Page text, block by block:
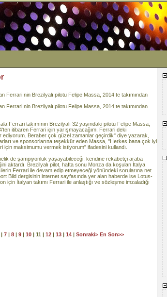
Ferrari nin Brezilyalı pilotu Felipe Massa, 2014 te takımından
Ferrari nin Brezilyalı pilotu Felipe Massa, 2014 te takımından
Ferrari takımının Brezilyalı 32 yaşındaki pilotu Felipe Massa,
itibaren Ferrari için yarışmayacağım. Ferrari deki
Beraber çok güzel zamanlar geçirdik" diye yazarak,
ve sponsorlarına teşekkür eden Massa, "Herkes bana çok iyi
için maksimumu vermek istiyorum" ifadesini kullandı.
de şampiyonluk yaşayabileceği, kendine rekabetçi araba
aktardı. Brezilyalı pilot, hafta sonu Monza da koşulan İtalya
Ferrari ile devam edip etmeyeceği yönündeki sorularına net
Bild dergisinin internet sayfasında yer alan haberde ise Lotus-
için İtalyan takımı Ferrari ile anlaştığı ve sözleşme imzaladığı
7| 8| 9| 10| 11 | 12| 13| 14| Sonraki> En Son>>